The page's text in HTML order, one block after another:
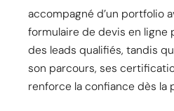
accompagné d’un portfolio
formulaire de devis en
des leads qualifiés, tandis
son parcours, ses
renforce la confiance dès la